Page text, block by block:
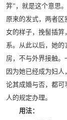
笄”，就是这个意思
原来的发式，两者
女的样子，挽髻插笄
系。从此以后，她
房，不与外界接触。
因为她已经成为妇
论其成婚与否，都可
人的规定办理。
用法：